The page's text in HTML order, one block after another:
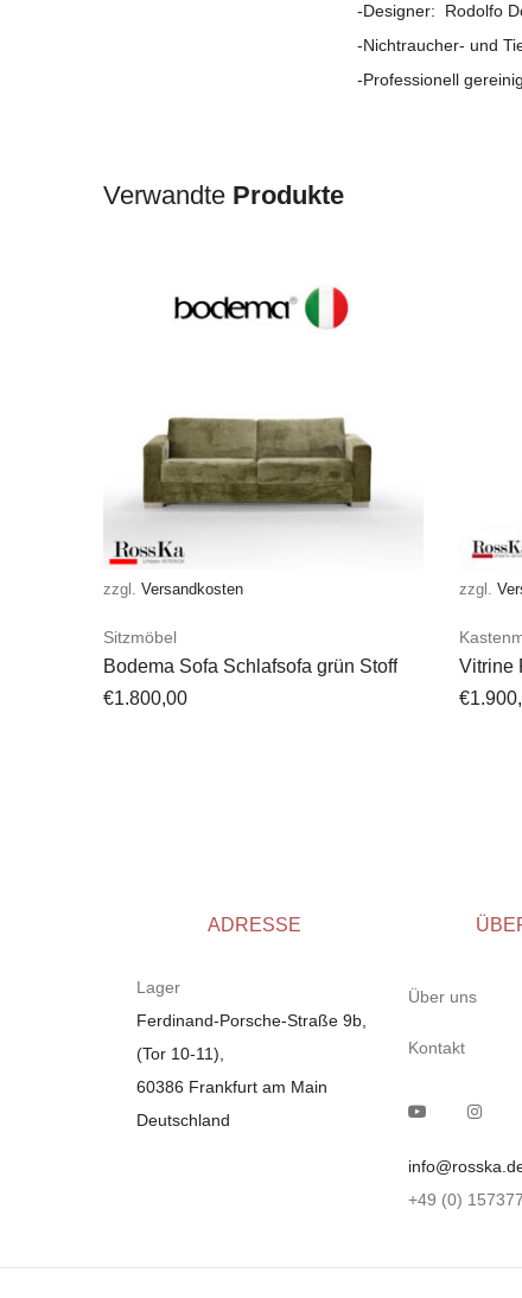
-Designer: Rodolfo
-Nichtraucher- und
-Professionell
Verwandte Produkte
zzgl. Versandkosten
Sitzmöbel
Bodema Sofa Schlafsofa grün Stoff
€1.800,00
zzgl.
Vitrine
Maly
€
ADRESSE
Lager
Ferdinand-Porsche-Straße 9b,
(Tor 10-11),
60386 Frankfurt am Main
Deutschland
Über uns
Kontakt
+49 (0)